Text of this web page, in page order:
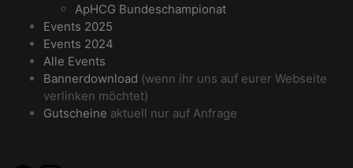
ApHCG Bundeschampionat
Events 2025
Events 2024
Alle Events
Bannerdownload (wenn ihr uns auf eurer Webseite
verlinken möchtet)
Gutscheine aktuell nur auf Anfrage